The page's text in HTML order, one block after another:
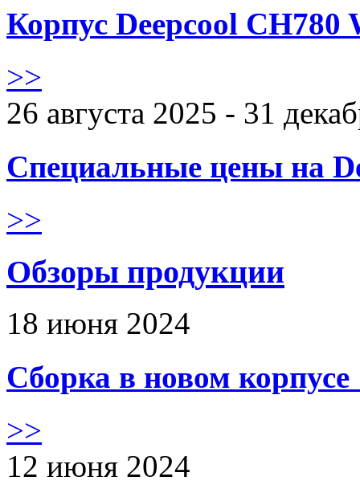
Корпус Deepcool CH780
>>
26 августа 2025 - 31
Специальные цены на
>>
Обзоры продукции
18 июня 2024
Сборка в новом
>>
12 июня 2024